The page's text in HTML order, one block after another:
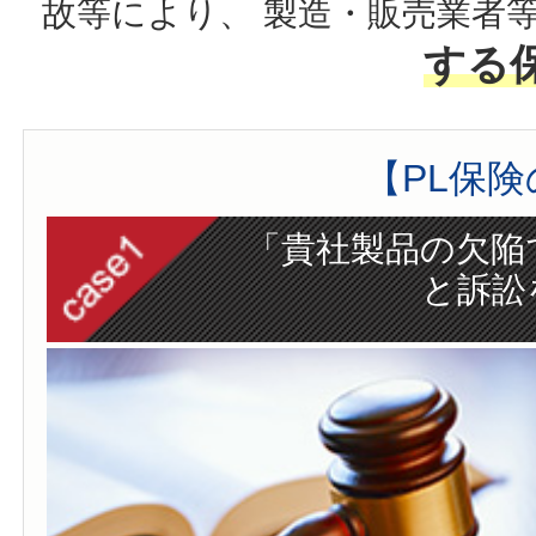
故等により、 製造・販売業者
する
【PL保
「貴社製品の欠
と訴